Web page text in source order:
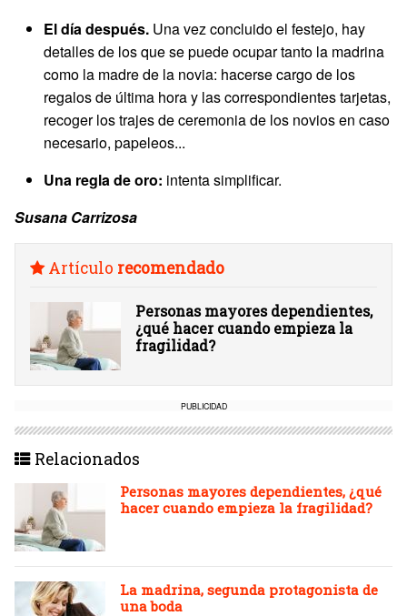
El día después. Una vez concluido el festejo, hay
detalles de los que se puede ocupar tanto la madrina
como la madre de la novia: hacerse cargo de los
regalos de última hora y las correspondientes tarjetas,
recoger los trajes de ceremonia de los novios en caso
necesario, papeleos...
Una regla de oro: intenta simplificar.
Susana Carrizosa
Artículo recomendado
Personas mayores dependientes,
¿qué hacer cuando empieza la
fragilidad?
PUBLICIDAD
Relacionados
Personas mayores dependientes, ¿qué
hacer cuando empieza la fragilidad?
La madrina, segunda protagonista de
una boda